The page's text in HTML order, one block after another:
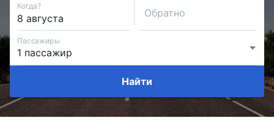
Когда?
Обратно
Пассажиры
Найти